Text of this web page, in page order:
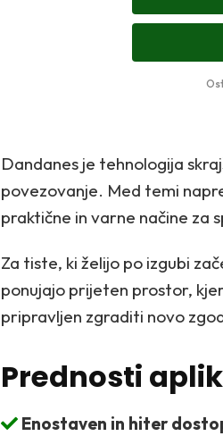
Dandanes je tehnologija
povezovanje. Med temi
praktične in varne načine za
Za tiste, ki želijo po izgubi
ponujajo prijeten prostor,
pripravljen zgraditi novo
Prednosti
Enostaven in hiter